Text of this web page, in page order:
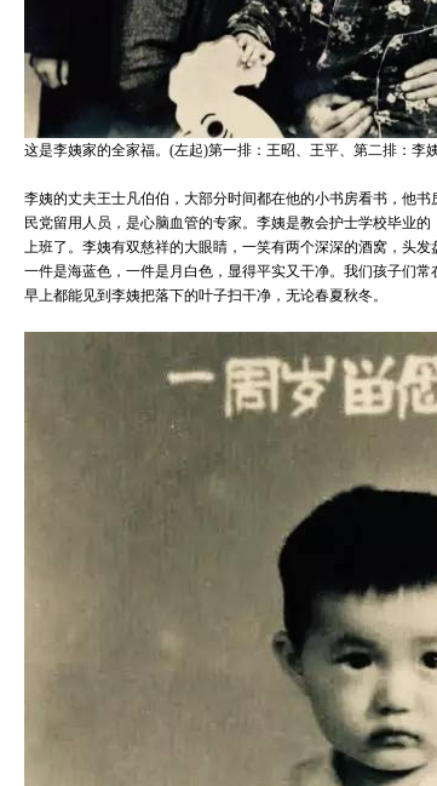
这是李姨家的全家福。(左起)第一排：王昭、王平、第二排：李
李姨的丈夫王士凡伯伯，大部分时间都在他的小书房看书，他
民党留用人员，是心脑血管的专家。李姨是教会护士学校毕业
上班了。李姨有双慈祥的大眼睛，一笑有两个深深的酒窝，头
一件是海蓝色，一件是月白色，显得平实又干净。我们孩子们
早上都能见到李姨把落下的叶子扫干净，无论春夏秋冬。